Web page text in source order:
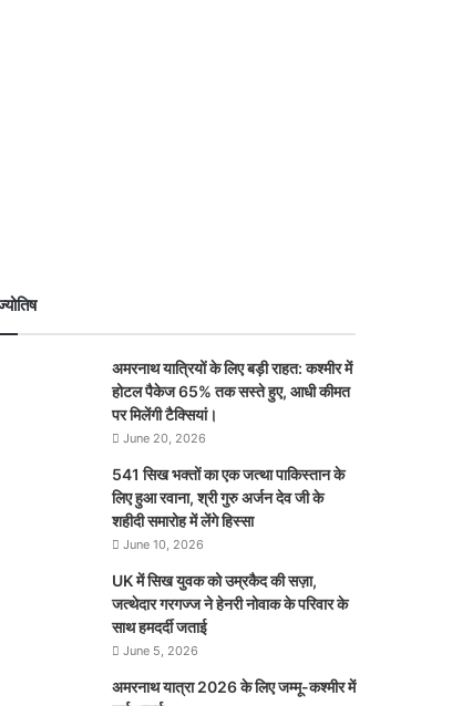
अमरनाथ यात्रियों के लिए बड़ी राहत: कश्मीर में
होटल पैकेज 65% तक सस्ते हुए, आधी कीमत
पर मिलेंगी टैक्सियां।
June 20, 2026
541 सिख भक्तों का एक जत्था पाकिस्तान के
लिए हुआ रवाना, श्री गुरु अर्जन देव जी के
शहीदी समारोह में लेंगे हिस्सा
June 10, 2026
UK में सिख युवक को उम्रकैद की सज़ा,
जत्थेदार गरगज्ज ने हेनरी नोवाक के परिवार के
साथ हमदर्दी जताई
June 5, 2026
अमरनाथ यात्रा 2026 के लिए जम्मू-कश्मीर में